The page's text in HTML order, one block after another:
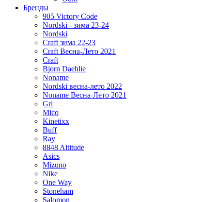
Бренды
905 Victory Code
Nordski - зима 23-24
Nordski
Craft зима 22-23
Craft Весна-Лето 2021
Craft
Bjorn Daehlie
Noname
Nordski весна-лето 2022
Noname Весна-Лето 2021
Gri
Mico
Kinetixx
Buff
Ray
8848 Altitude
Asics
Mizuno
Nike
One Way
Stoneham
Salomon